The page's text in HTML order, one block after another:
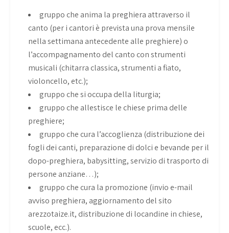
gruppo che anima la preghiera attraverso il
canto (per i cantori è prevista una prova mensile
nella settimana antecedente alle preghiere) o
l’accompagnamento del canto con strumenti
musicali (chitarra classica, strumenti a fiato,
violoncello, etc.);
gruppo che si occupa della liturgia;
gruppo che allestisce le chiese prima delle
preghiere;
gruppo che cura l’accoglienza (distribuzione dei
fogli dei canti, preparazione di dolci e bevande per il
dopo-preghiera, babysitting, servizio di trasporto di
persone anziane…);
gruppo che cura la promozione (invio e-mail
avviso preghiera, aggiornamento del sito
arezzotaize.it, distribuzione di locandine in chiese,
scuole, ecc.).